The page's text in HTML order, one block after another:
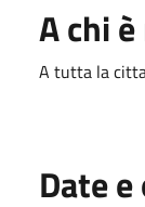
A chi
A tutta la
Date